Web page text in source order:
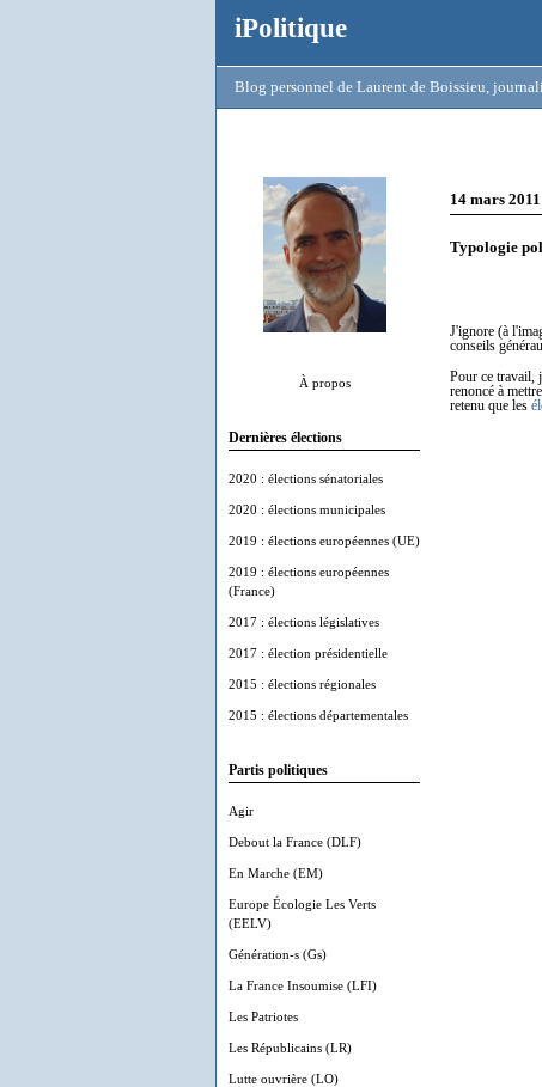
iPolitique
Blog personnel de Laurent de Boissieu,
À propos
Dernières élections
2020 : élections sénatoriales
2020 : élections municipales
2019 : élections européennes (UE)
2019 : élections européennes
(France)
2017 : élections législatives
2017 : élection présidentielle
2015 : élections régionales
2015 : élections départementales
Partis politiques
Agir
Debout la France (DLF)
En Marche (EM)
Europe Écologie Les Verts
(EELV)
Génération-s (Gs)
La France Insoumise (LFI)
Les Patriotes
Les Républicains (LR)
Lutte ouvrière (LO)
14 mars 2011
Typologie
J'ignore (à
conseils
Pour ce travail,
renoncé à
retenu que les